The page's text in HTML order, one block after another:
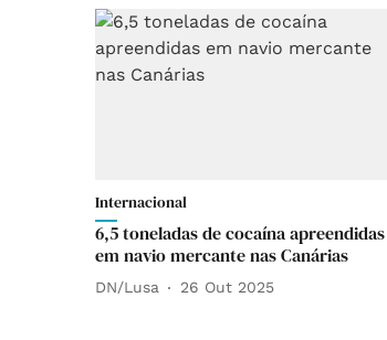
Internacional
6,5 toneladas de cocaína apreendidas
em navio mercante nas Canárias
DN/Lusa 26 Out 2025